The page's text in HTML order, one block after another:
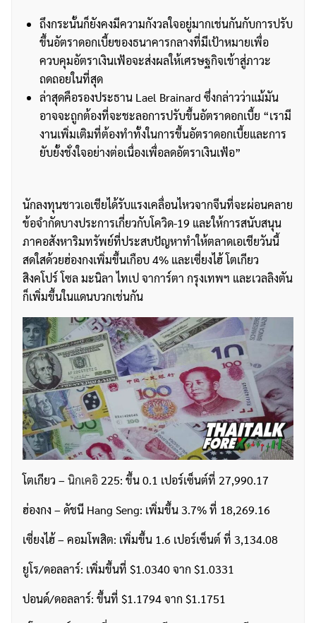
ถึงกระนั้นก็ยังคงมีความกังวลใจอยู่มากเช่นกันกับการปรับ
ขึ้นอัตราดอกเบี้ยของธนาคารกลางที่มีเป้าหมายเพื่อ
ควบคุมอัตราเงินเฟ้อจะส่งผลให้เศรษฐกิจเข้าสู่ภาวะ
ถดถอยในที่สุด
ล่าสุดคือรองประธาน Lael Brainard ซึ่งกล่าวว่าแม้มัน
อาจจะถูกต้องที่จะชะลอการปรับขึ้นอัตราดอกเบี้ย “เรามี
งานเพิ่มเติมที่ต้องทำทั้งในการขึ้นอัตราดอกเบี้ยและการ
ยับยั้งชั่งใจอย่างต่อเนื่องเพื่อลดอัตราเงินเฟ้อ”
นักลงทุนชาวเอเชียได้รับแรงเคลื่อนไหวจากจีนที่จะผ่อนคลาย
ข้อจำกัดบางประการเกี่ยวกับโควิด-19 และให้การสนับสนุน
ภาคอสังหาริมทรัพย์ที่ประสบปัญหาทำให้ตลาดเอเชียวันนี้
สดใสด้วยฮ่องกงเพิ่มขึ้นเกือบ 4% และเซี่ยงไฮ้ โตเกียว
สิงคโปร์ โซล มะนิลา ไทเป จาการ์ตา กรุงเทพฯ และเวลลิงตัน
ก็เพิ่มขึ้นในแดนบวกเช่นกัน
โตเกียว –นิกเคอิ 225: ขึ้น 0.1 เปอร์เซ็นต์ที่ 27,990.17
ฮ่องกง – ดัชนี Hang Seng: เพิ่มขึ้น 3.7% ที่ 18,269.16
เซี่ยงไฮ้ – คอมโพสิต: เพิ่มขึ้น 1.6 เปอร์เซ็นต์ ที่ 3,134.08
ยูโร/ดอลลาร์: เพิ่มขึ้นที่ $1.0340 จาก $1.0331
ปอนด์/ดอลลาร์: ขึ้นที่ $1.1794 จาก $1.1751